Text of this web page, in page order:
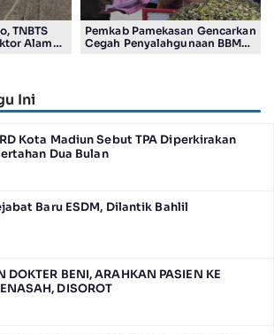
TNBTS
Alam
Pemkab Pamekasan Gencarkan
Cegah Penyalahgunaan BBM
Ini
Kota Madiun Sebut TPA Diperkirakan
Dua Bulan
Baru ESDM, Dilantik Bahlil
DOKTER BENI, ARAHKAN PASIEN KE
DISOROT